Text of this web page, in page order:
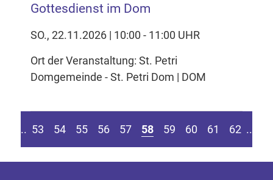
Gottesdienst im Dom
SO., 22.11.2026 | 10:00 - 11:00 UHR
Ort der Veranstaltung: St. Petri
Domgemeinde - St. Petri Dom | DOM
springen
vorherigen Seite
.... 53 54 55 56 57 58 59 60 61 62 ....